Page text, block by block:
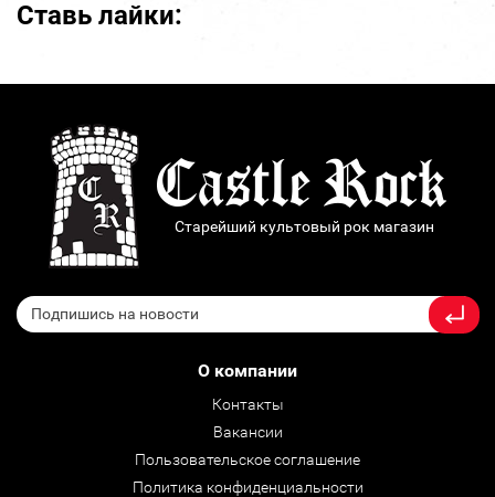
Ставь лайки:
Старейший культовый рок магазин
О компании
Контакты
Вакансии
Пользовательское соглашение
Политика конфиденциальности